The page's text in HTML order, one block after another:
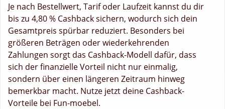
Je nach Bestellwert, Tarif oder Laufzeit kannst du dir
bis zu 4,80 % Cashback sichern, wodurch sich dein
Gesamtpreis spürbar reduziert. Besonders bei
größeren Beträgen oder wiederkehrenden
Zahlungen sorgt das Cashback-Modell dafür, dass
sich der finanzielle Vorteil nicht nur einmalig,
sondern über einen längeren Zeitraum hinweg
bemerkbar macht. Nutze jetzt deine Cashback-
Vorteile bei Fun-moebel.